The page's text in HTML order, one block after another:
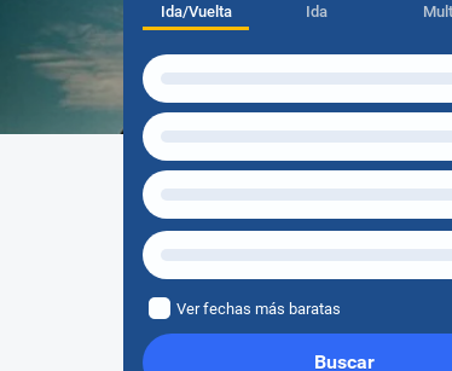
Ida/Vuelta Ida
Ver fechas más baratas
Buscar